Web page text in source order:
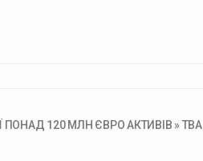
120 МЛН ЄВРО АКТИВІВ » ТВА |